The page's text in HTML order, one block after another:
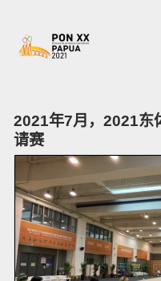
2021年7月，2021东
请赛